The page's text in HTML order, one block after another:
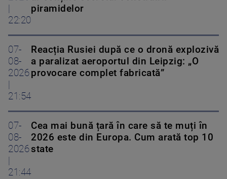
22:20
piramidelor
07-
08-
2026
21:54
Reacția Rusiei după ce o dronă explozivă
a paralizat aeroportul din Leipzig: „O
provocare complet fabricată”
07-
08-
2026
21:44
Cea mai bună țară în care să te muți în
2026 este din Europa. Cum arată top 10
state